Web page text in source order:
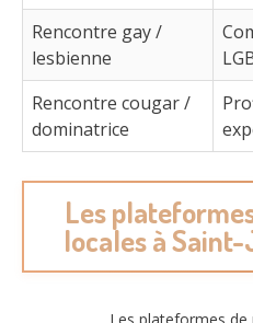
Rencontre gay /
lesbienne
Rencontre cougar /
dominatrice
Les
locales à